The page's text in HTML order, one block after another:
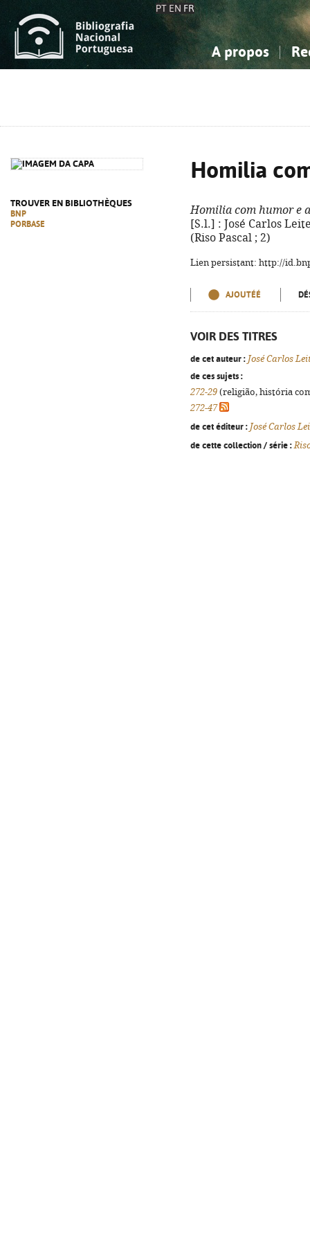
PT EN FR
A propos
TROUVER EN BIBLIOTHÈQUES
BNP
PORBASE
Homilia
Homilia com humor e
[S.l.] : José Carlos
(Riso Pascal ; 2)
Lien persistant: http://
AJOUTÉÉ
VOIR DES TITRES
de cet auteur : José Carlos
de ces sujets :
272-29 (religião, história
272-47
de cet éditeur : José Carlos
de cette collection / série :